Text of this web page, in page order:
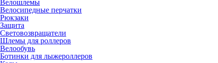
Велошлемы
Велосипедные перчатки
Рюкзаки
Защита
Световозвращатели
Шлемы для роллеров
Велообувь
Ботинки для лыжероллеров